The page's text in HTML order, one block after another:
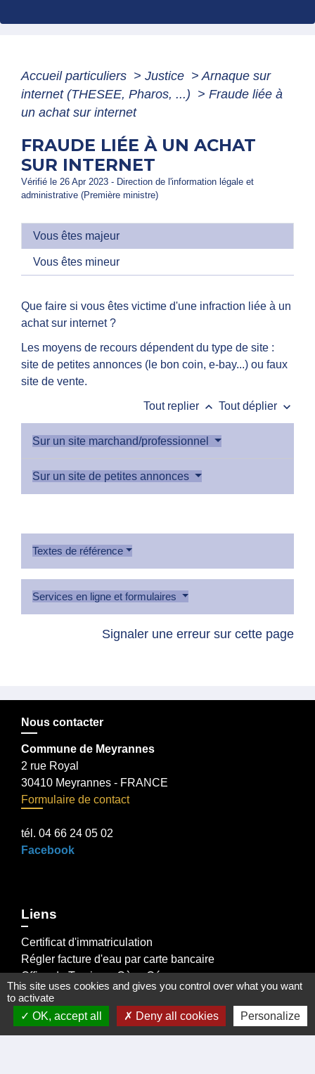
Accueil particuliers > Justice > Arnaque sur
internet (THESEE, Pharos, ...) > Fraude liée à
un achat sur internet
FRAUDE LIÉE À UN ACHAT
SUR INTERNET
Vérifié le 26 Apr 2023 - Direction de l'information légale et
administrative (Première ministre)
Vous êtes majeur
Vous êtes mineur
Que faire si vous êtes victime d'une infraction liée à un
achat sur internet ?
Les moyens de recours dépendent du type de site :
site de petites annonces (le bon coin, e-bay...) ou faux
site de vente.
Tout replier keyboard_arrow_up Tout déplier keyboard_arrow_down
Sur un site marchand/professionnel
Sur un site de petites annonces
Textes de référence
Services en ligne et formulaires
Signaler une erreur sur cette page
Nous contacter
Commune de Meyrannes
2 rue Royal
30410 Meyrannes - FRANCE
Formulaire de contact
tél. 04 66 24 05 02
Facebook
Liens
Certificat d'immatriculation
Régler facture d'eau par carte bancaire
Office du Tourisme Cèze Cévennes
Visite virtuelle Eglise Romane XII Siécle.
Démarches administratives
This site uses cookies and gives you control over what you want
to activate
OK, accept all
Deny all cookies Personalize